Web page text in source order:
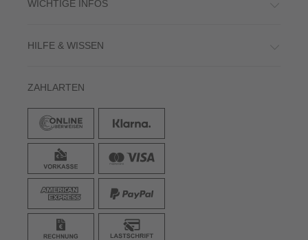
WICHTIGE INFOS
HILFE & WISSEN
ZAHLARTEN